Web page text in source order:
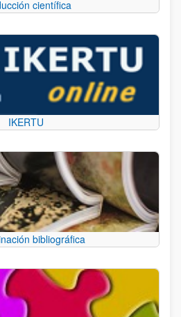
científica
IKERTU
bibliográfica